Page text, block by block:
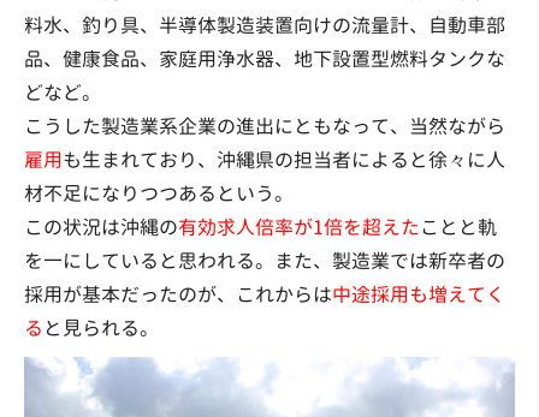
料水、釣り具、半導体製造装置向けの流量計、自動車部
品、健康食品、家庭用浄水器、地下設置型燃料タンクな
どなど。
こうした製造業系企業の進出にともなって、当然ながら
雇用も生まれており、沖縄県の担当者によると徐々に人
材不足になりつつあるという。
この状況は沖縄の有効求人倍率が1倍を超えたことと軌
を一にしていると思われる。また、製造業では新卒者の
採用が基本だったのが、これからは中途採用も増えてく
る と見られる。